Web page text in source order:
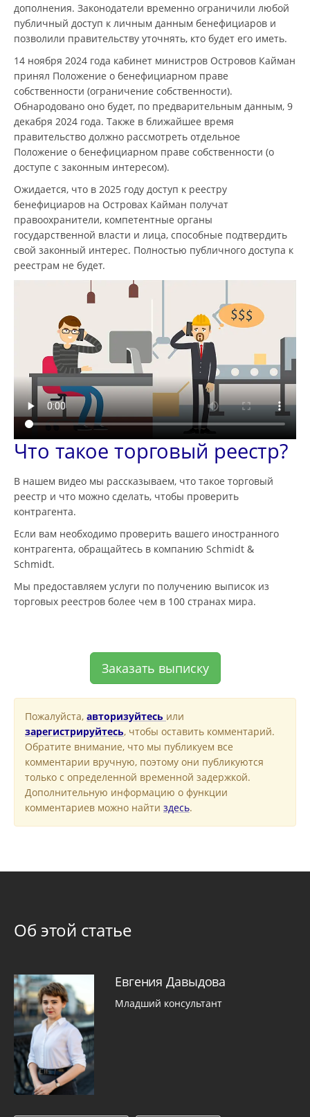
дополнения. Законодатели временно ограничили любой
публичный доступ к личным данным бенефициаров и
позволили правительству уточнять, кто будет его иметь.
14 ноября 2024 года кабинет министров Островов Кайман
принял Положение о бенефициарном праве
собственности (ограничение собственности).
Обнародовано оно будет, по предварительным данным, 9
декабря 2024 года. Также в ближайшее время
правительство должно рассмотреть отдельное
Положение о бенефициарном праве собственности (о
доступе с законным интересом).
Ожидается, что в 2025 году доступ к реестру
бенефициаров на Островах Кайман получат
правоохранители, компетентные органы
государственной власти и лица, способные подтвердить
свой законный интерес. Полностью публичного доступа к
реестрам не будет.
Что такое торговый реестр?
В нашем видео мы рассказываем, что такое торговый
реестр и что можно сделать, чтобы проверить
контрагента.
Если вам необходимо проверить вашего иностранного
контрагента, обращайтесь в компанию Schmidt &
Schmidt.
Мы предоставляем услуги по получению выписок из
торговых реестров более чем в 100 странах мира.
Заказать выписку
Пожалуйста, авторизуйтесь или
зарегистрируйтесь, чтобы оставить комментарий.
Обратите внимание, что мы публикуем все
комментарии вручную, поэтому они публикуются
только с определенной временной задержкой.
Дополнительную информацию о функции
комментариев можно найти здесь.
Об этой статье
Евгения Давыдова
Младший консультант